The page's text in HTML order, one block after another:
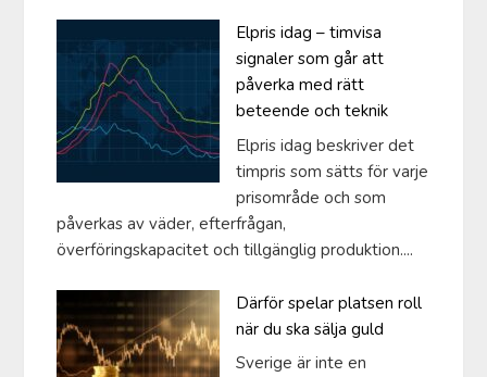
Elpris idag – timvisa
signaler som går att
påverka med rätt
beteende och teknik
Elpris idag beskriver det
timpris som sätts för varje
prisområde och som
påverkas av väder, efterfrågan,
överföringskapacitet och tillgänglig produktion....
Därför spelar platsen roll
när du ska sälja guld
Sverige är inte en